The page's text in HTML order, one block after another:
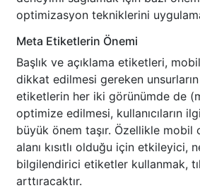
optimizasyon tekniklerini
Meta Etiketlerin Önemi
Başlık ve açıklama etiketleri,
dikkat edilmesi gereken unsurların
etiketlerin her iki görünümde de
optimize edilmesi, kullanıcıların
büyük önem taşır. Özellikle mobil
alanı kısıtlı olduğu için etkileyici,
bilgilendirici etiketler kullanmak,
arttıracaktır.